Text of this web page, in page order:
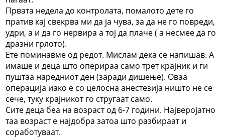
Првата недела до контролата, помалото дете го
пратив кај свекрва ми да ја чува, за да не го повреди,
удри, а и да го нервира а тој да плаче ( а несмее да го
дразни грлото).
Ете поминавме од редот. Мислам дека се напишав. А
имаше и деца што оперираа само трет крајник и ги
пуштаа наредниот ден (заради дишење). Оваа
операција иако е со целосна анестезија ништо не се
сече, туку крајникот го стругаат само.
Сите деца беа на возраст од 6-7 години. Најверојатно
таа возраст е најдобра затоа што разбираат и
соработуваат.